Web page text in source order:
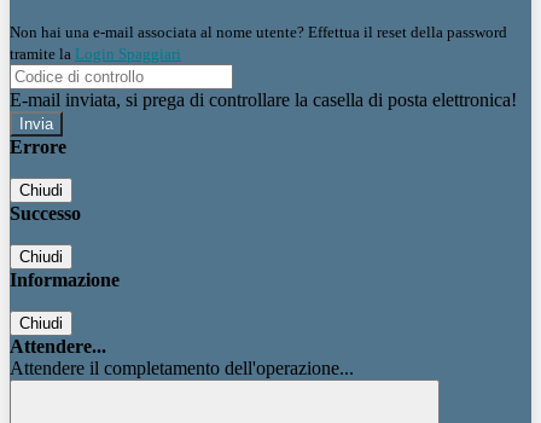
Non hai una e-mail associata al nome utente? Effettua il reset della password
tramite la Login Spaggiari
E-mail inviata, si prega di controllare la casella di posta elettronica!
Errore
Chiudi
Successo
Chiudi
Informazione
Chiudi
Attendere...
Attendere il completamento dell'operazione...